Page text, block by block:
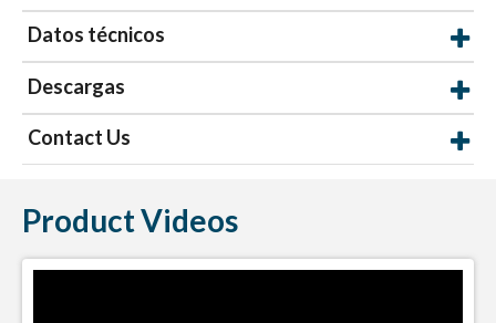
Datos técnicos
Descargas
Contact Us
Product Videos